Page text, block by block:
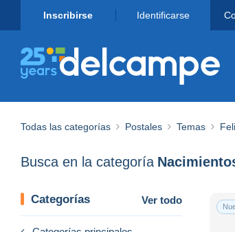
Inscribirse Identificarse
Todas las categorías Postales Temas
Busca en la categoría
Categorías Ver todo